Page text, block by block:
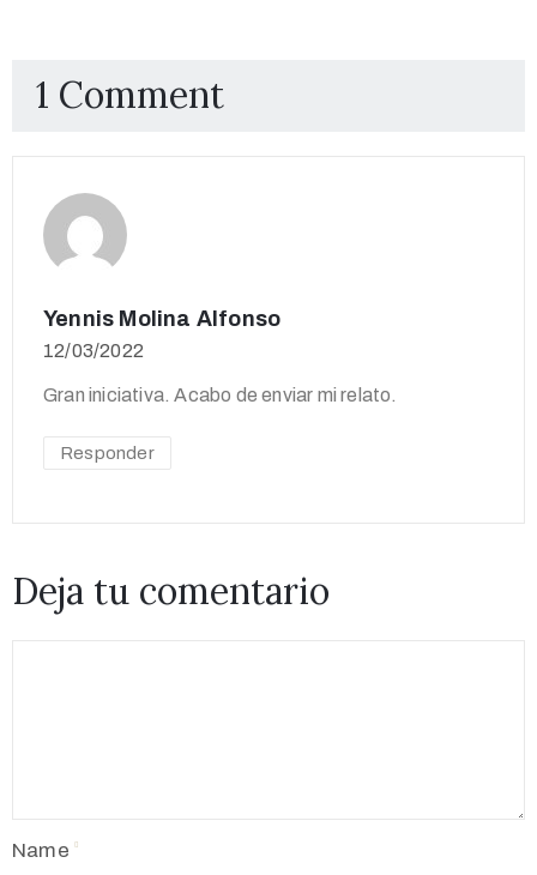
1 Comment
Yennis Molina Alfonso
12/03/2022
Gran iniciativa. Acabo de enviar mi relato.
Responder
Deja tu comentario
Name